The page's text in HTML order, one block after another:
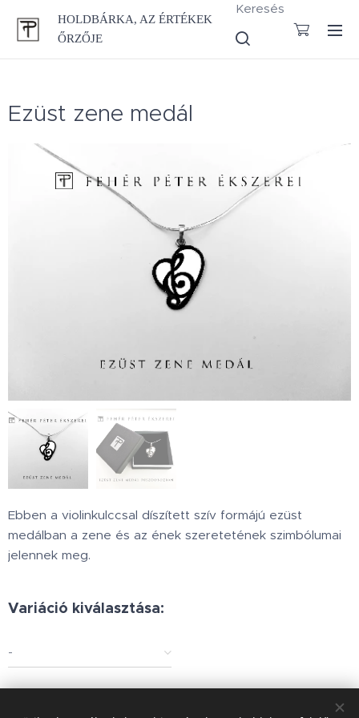
HOLDBÁRKA, AZ ÉRTÉKEK
ŐRZŐJE
Keresés
Ezüst zene medál
Ebben a violinkulccsal díszített szív formájú ezüst
medálban a zene és az ének szeretetének szimbólumai
jelennek meg.
Variáció kiválasztása:
-